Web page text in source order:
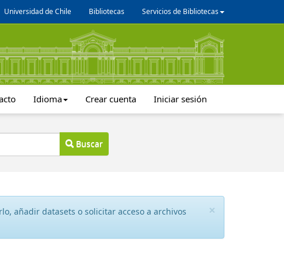
Universidad de Chile Bibliotecas Servicios de Bibliotecas
Idioma Crear cuenta Iniciar sesión
Buscar
×
añadir datasets o solicitar acceso a archivos